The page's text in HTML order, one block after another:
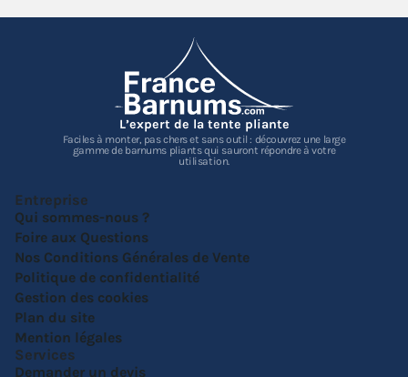
L’expert de la tente pliante
Faciles à monter, pas chers et sans outil : découvrez une large
gamme de barnums pliants qui sauront répondre à votre
utilisation.
Entreprise
Qui sommes-nous ?
Foire aux Questions
Nos Conditions Générales de Vente
Politique de confidentialité
Gestion des cookies
Plan du site
Mention légales
Services
Demander un devis